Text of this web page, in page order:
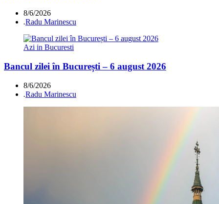
8/6/2026
.Radu Marinescu
Azi in Bucuresti
Bancul zilei în București – 6 august 2026
8/6/2026
.Radu Marinescu